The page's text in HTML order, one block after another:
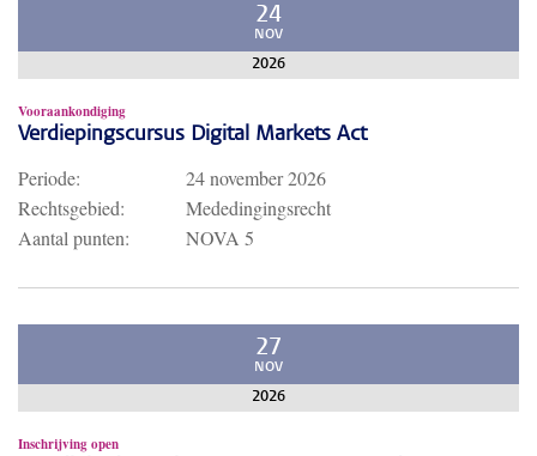
24
NOV
2026
Vooraankondiging
Verdiepingscursus Digital Markets Act
Periode:
24 november 2026
Rechtsgebied:
Mededingingsrecht
Aantal punten:
NOVA 5
27
NOV
2026
Inschrijving open